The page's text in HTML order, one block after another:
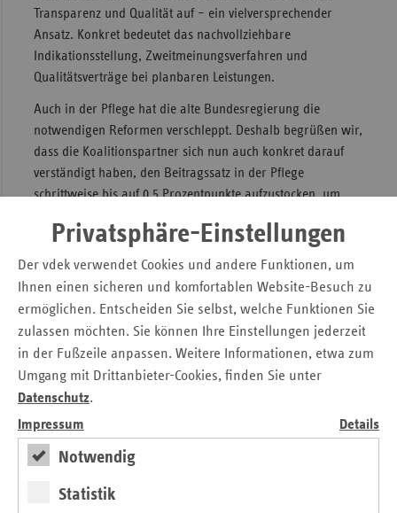
Privatsphäre-Einstellungen
Der vdek verwendet Cookies und andere Funktionen, um
Ihnen einen sicheren und komfortablen Website-Besuch zu
ermöglichen. Entscheiden Sie selbst, welche Funktionen Sie
zulassen möchten. Sie können Ihre Einstellungen jederzeit
in der Fußzeile anpassen. Weitere Informationen, etwa zum
Umgang mit Drittanbieter-Cookies, finden Sie unter
Datenschutz.
Impressum
Details
Notwendig
Statistik
Transparenz und Qualität auf – ein vielversprechender
Ansatz. Konkret bedeutet das nachvollziehbare
Indikationsstellung, Zweitmeinungsverfahren und
Qualitätsverträge bei planbaren Leistungen.
Auch in der Pflege hat die alte Bundesregierung die
notwendigen Reformen verschleppt. Deshalb begrüßen wir,
dass die Koalitionspartner sich nun auch konkret darauf
verständigt haben, den Beitragssatz in der Pflege
schrittweise bis auf 0,5 Prozentpunkte aufzustocken, um
Personalmindeststandards finanzieren zu können. Was die
Einführung des Pflegebedürftigkeitsbegriffs anbelangt,
hätten wir uns verbindliche zeitliche Vorgaben gewünscht.
In puncto Finanzarchitektur der GKV konnten sich die
Ersatzkassen erfreulicherweise mit ihrer Forderung nach
Wiedereinführung der Beitragssatzautonomie durchsetzen.
Denn die pauschalen Zusatzbeiträge sollen abgeschafft
werden. Der steuerfinanzierte Sozialausgleich ist nicht
mehr notwendig. Dadurch wird unnötige teure Bürokratie
abgebaut und die Kassen haben Spielraum für innovative
Versorgungsangebote, ohne dass dieses Engagement
vorgesehene Fixierung des Arbeitgeberbeitrags hat